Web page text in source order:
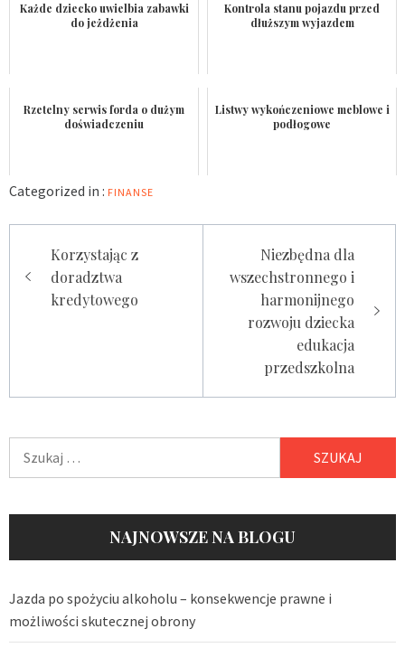
Każde dziecko uwielbia zabawki
do jeżdżenia
Kontrola stanu pojazdu przed
dłuższym wyjazdem
Rzetelny serwis forda o dużym
doświadczeniu
Listwy wykończeniowe meblowe i
podłogowe
Categorized in : FINANSE
wpisuKorzystając z
doradztwa
kredytowego
Niezbędna dla
wszechstronnego i
harmonijnego
rozwoju dziecka
edukacja
przedszkolna
NAJNOWSZE NA BLOGU
Jazda po spożyciu alkoholu – konsekwencje prawne i
możliwości skutecznej obrony